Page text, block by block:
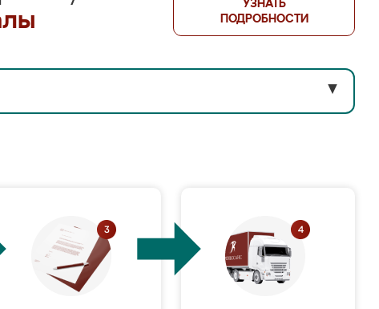
УЗНАТЬ
ПОДРОБНОСТИ
▼